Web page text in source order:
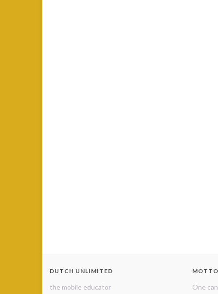
DUTCH UNLIMITED
the mobile educator
MOTTO
One